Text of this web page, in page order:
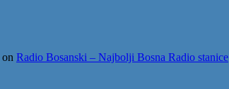
on Radio Bosanski – Najbolji Bosna Radio stanice